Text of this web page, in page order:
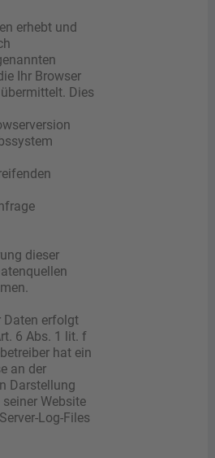
erhebt und
Ihr Browser
Dies
dieser
Daten erfolgt
6 Abs. 1 lit. f
hat ein
an der
Darstellung
Website
Log-Files